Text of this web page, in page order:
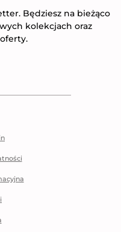
Będziesz na bieżąco
kolekcjach oraz